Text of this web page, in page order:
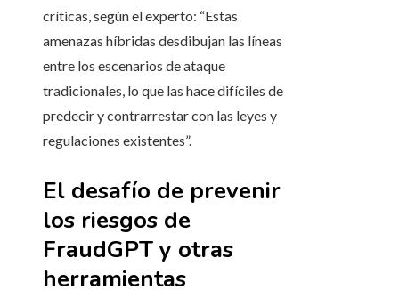
críticas, según el experto: “Estas
amenazas híbridas desdibujan las líneas
entre los escenarios de ataque
tradicionales, lo que las hace difíciles de
predecir y contrarrestar con las leyes y
regulaciones existentes”.
El desafío de prevenir
los riesgos de
FraudGPT y otras
herramientas